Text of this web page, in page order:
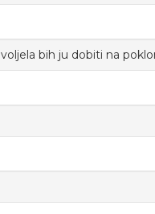
bih ju dobiti na